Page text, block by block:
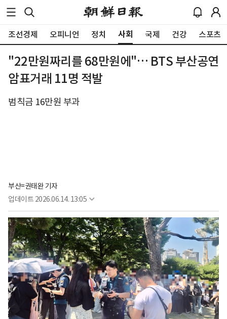
조선경제 오피니언 정치 사회 국제 건강 스포츠
"22만원짜리를 68만원에"… BTS 부산공연
암표거래 11명 적발
범칙금 16만원 부과
부산=권태완 기자
업데이트 2026.06.14. 13:05